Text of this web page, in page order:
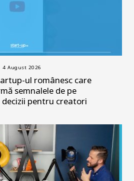
4 August 2026
ul românesc care
semnalele de pe
decizii pentru creatori